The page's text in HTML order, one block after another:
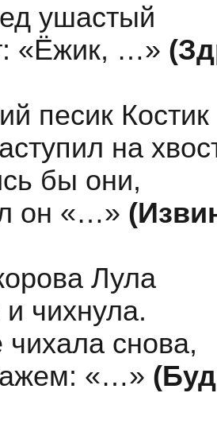
ушастый
«Ёжик, …»
песик Костик
на
бы они,
он «…»
Лула
чихнула.
снова,
«…»